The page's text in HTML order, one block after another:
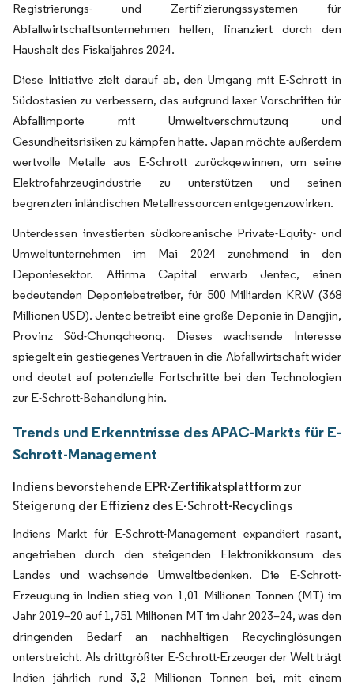
Registrierungs- und Zertifizierungssystemen für
Abfallwirtschaftsunternehmen helfen, finanziert durch den
Haushalt des Fiskaljahres 2024.
Diese Initiative zielt darauf ab, den Umgang mit E-Schrott in
Südostasien zu verbessern, das aufgrund laxer Vorschriften für
Abfallimporte mit Umweltverschmutzung und
Gesundheitsrisiken zu kämpfen hatte. Japan möchte außerdem
wertvolle Metalle aus E-Schrott zurückgewinnen, um seine
Elektrofahrzeugindustrie zu unterstützen und seinen
begrenzten inländischen Metallressourcen entgegenzuwirken.
Unterdessen investierten südkoreanische Private-Equity- und
Umweltunternehmen im Mai 2024 zunehmend in den
Deponiesektor. Affirma Capital erwarb Jentec, einen
bedeutenden Deponiebetreiber, für 500 Milliarden KRW (368
Millionen USD). Jentec betreibt eine große Deponie in Dangjin,
Provinz Süd-Chungcheong. Dieses wachsende Interesse
spiegelt ein gestiegenes Vertrauen in die Abfallwirtschaft wider
und deutet auf potenzielle Fortschritte bei den Technologien
zur E-Schrott-Behandlung hin.
Trends und Erkenntnisse des APAC-Markts für E-
Schrott-Management
Indiens bevorstehende EPR-Zertifikatsplattform zur
Steigerung der Effizienz des E-Schrott-Recyclings
Indiens Markt für E-Schrott-Management expandiert rasant,
angetrieben durch den steigenden Elektronikkonsum des
Landes und wachsende Umweltbedenken. Die E-Schrott-
Erzeugung in Indien stieg von 1,01 Millionen Tonnen (MT) im
Jahr 2019–20 auf 1,751 Millionen MT im Jahr 2023–24, was den
dringenden Bedarf an nachhaltigen Recyclinglösungen
unterstreicht. Als drittgrößter E-Schrott-Erzeuger der Welt trägt
Indien jährlich rund 3,2 Millionen Tonnen bei, mit einem